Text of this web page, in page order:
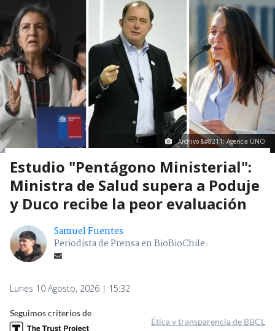
Archivo &#8211; Agencia UNO
Estudio "Pentágono Ministerial":
Ministra de Salud supera a Poduje
y Duco recibe la peor evaluación
Samuel Fuentes
Periodista de Prensa en BioBioChile
Lunes 10 Agosto, 2026 | 15:32
Seguimos criterios de
Ética y transparencia de BBCL